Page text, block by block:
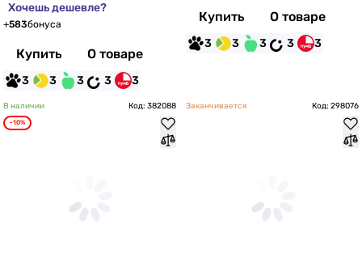
Хочешь дешевле?
+583бонуса
Купить О товаре
3 3 3 3 3
Купить О товаре
3 3 3 3 3
В наличии Код: 382088
-10%
Заканчивается Код: 298076